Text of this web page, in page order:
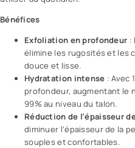
Bénéfices
Exfoliation en profondeur :
élimine les rugosités et les
douce et lisse.
Hydratation intense : Avec
profondeur, augmentant le
99% au niveau du talon.
Réduction de l’épaisseur
diminuer l’épaisseur de la
souples et confortables.